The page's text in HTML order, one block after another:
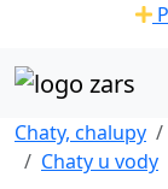
Chaty, chalupy
Chaty u vody